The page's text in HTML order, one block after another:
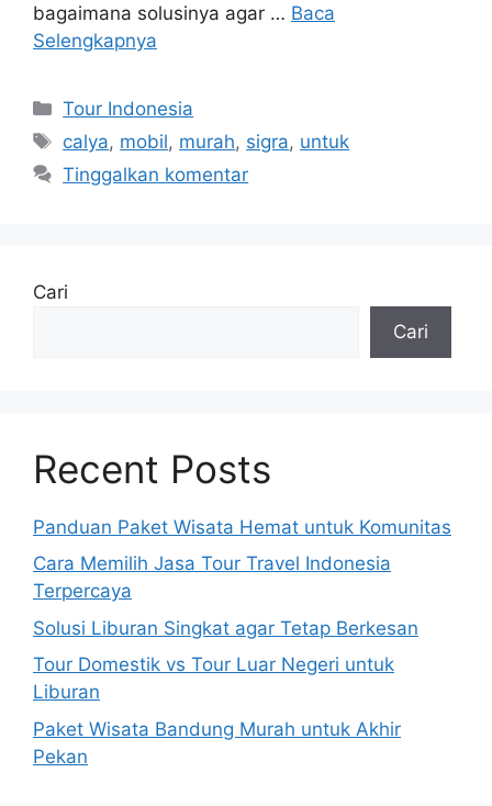
bagaimana solusinya agar … Baca
Selengkapnya
Kategori
Tour Indonesia
Tag
calya, mobil, murah, sigra, untuk
Tinggalkan komentar
Cari
Cari
Recent Posts
Panduan Paket Wisata Hemat untuk Komunitas
Cara Memilih Jasa Tour Travel Indonesia
Terpercaya
Solusi Liburan Singkat agar Tetap Berkesan
Tour Domestik vs Tour Luar Negeri untuk
Liburan
Paket Wisata Bandung Murah untuk Akhir
Pekan